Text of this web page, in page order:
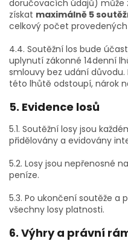
doručovacích údajů) může
získat maximálně 5
celkový počet
4.4. Soutěžní los bude
uplynutí zákonné 14denní
smlouvy bez udání
této lhůtě odstoupí, nárok
5. Evidence losů
5.1. Soutěžní losy jsou
přidělovány a evidovány
5.2. Losy jsou nepřenosné
peníze.
5.3. Po ukončení soutěže a
všechny losy platnosti.
6. Výhry a právní